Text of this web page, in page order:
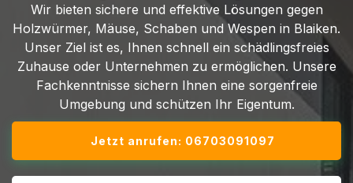
Wir bieten sichere und effektive Lösungen gegen
Holzwürmer, Mäuse, Schaben und Wespen in Blaiken.
Unser Ziel ist es, Ihnen schnell ein schädlingsfreies
Zuhause oder Unternehmen zu ermöglichen. Unsere
Fachkenntnisse sichern Ihnen eine sorgenfreie
Umgebung und schützen Ihr Eigentum.
Jetzt anrufen: 06703091097